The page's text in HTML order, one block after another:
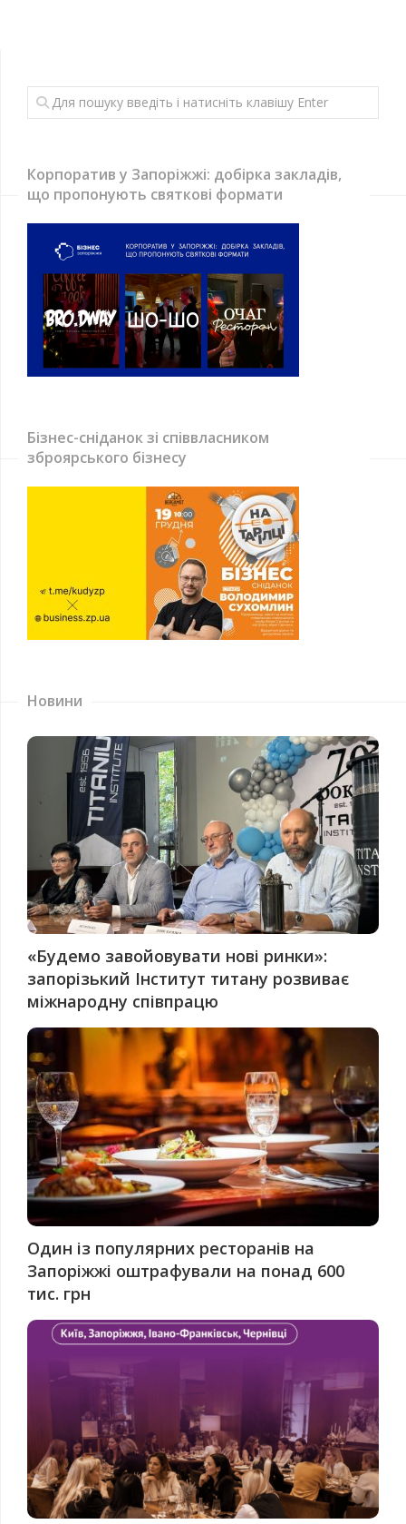
Корпоратив у Запоріжжі: добірка закладів,
що пропонують святкові формати
Бізнес-сніданок зі співвласником
зброярського бізнесу
Новини
«Будемо завойовувати нові ринки»:
запорізький Інститут титану розвиває
міжнародну співпрацю
Один із популярних ресторанів на
Запоріжжі оштрафували на понад 600
тис. грн